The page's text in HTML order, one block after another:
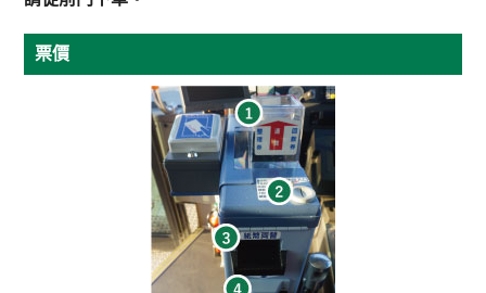
票價